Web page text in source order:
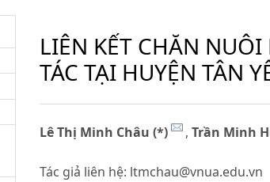
LIÊN KẾT CHĂN
TÁC TẠI HUYỆN TÂN
Lê Thị Minh Châu (*) ,Trần Minh
Tác giả liên hệ: ltmchau@vnua.edu.vn